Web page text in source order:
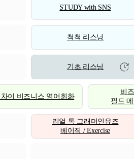
STUDY with SNS
척척 리스닝
기초 리스닝
이 비즈니스 영어회화
비
필드
리얼 톡 그래머인유즈
베이직 / Exercise